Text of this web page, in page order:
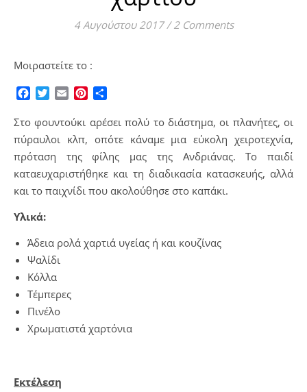
4 Αυγούστου 2017 / 2 Comments
Μοιραστείτε το :
Facebook
TwitterEmailPinterest
Στο φουντούκι αρέσει πολύ το διάστημα, οι πλανήτες, οι
πύραυλοι κλπ, οπότε κάναμε μια εύκολη χειροτεχνία,
πρόταση της φίλης μας της Ανδριάνας. Το παιδί
καταευχαριστήθηκε και τη διαδικασία κατασκευής, αλλά
και το παιχνίδι που ακολούθησε στο καπάκι.
Υλικά:
Άδεια ρολά χαρτιά υγείας ή και κουζίνας
Ψαλίδι
Κόλλα
Τέμπερες
Πινέλο
Χρωματιστά χαρτόνια
Εκτέλεση